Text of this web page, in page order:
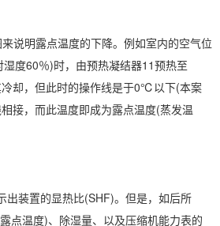
明露点温度的下降。例如室内的空气位
湿度60％)时，由预热凝结器11预热至
却，但此时的操作线是于0℃以下(本案
接，而此温度即成为露点温度(蒸发温
装置的显热比(SHF)。但是，如后所
点温度)、除湿量、以及压缩机能力表的